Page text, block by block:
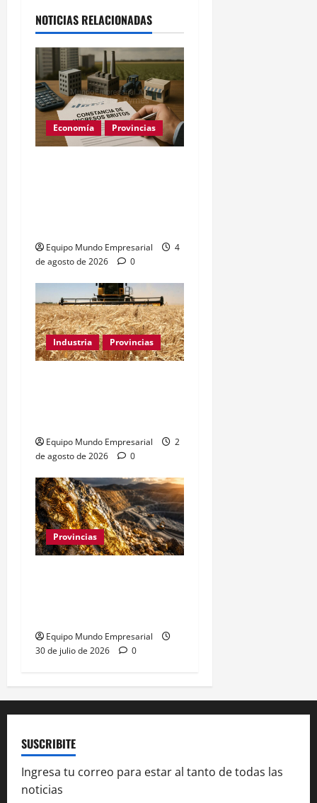
NOTICIAS RELACIONADAS
Economía Provincias
Equipo Mundo Empresarial
4
de agosto de 2026
0
Industria Provincias
Equipo Mundo Empresarial
2
de agosto de 2026
0
Provincias
Equipo Mundo Empresarial
30 de julio de 2026
0
SUSCRIBITE
Ingresa tu correo para estar al tanto de todas las
noticias